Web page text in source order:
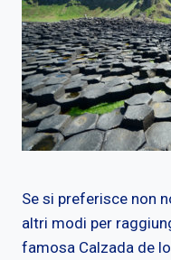
Se si preferisce non
altri modi per
famosa Calzada de